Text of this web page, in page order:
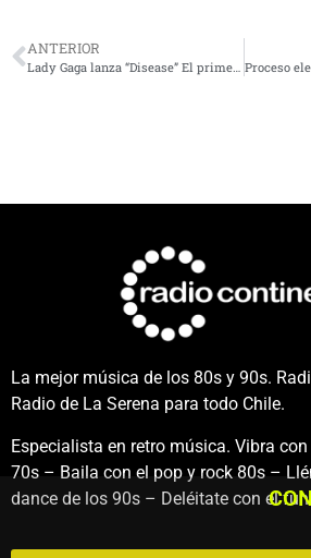
ANTERIOR
Lady Gaga lanza “Disease” El primer sencillo de su próximo álbum, previsto para febrero de 2025
La mejor música de los 80s y 90s.
Radio de La Serena para todo Chile.
Especialista en retro música. Vibra
70s – Baila con el pop y rock 80s –
dance de los 90s – Deléitate con el